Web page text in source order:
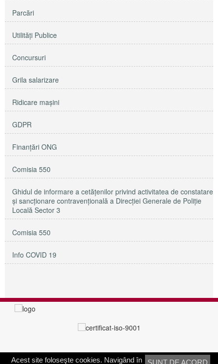
Parcări
Utilităţi Publice
Concursuri
Grila salarizare
Ridicare maşini
GDPR
Finanțări ONG
Comisia 550
Ghidul de informare a cetățenilor privind activitatea de constatare
și sancționare contravențională a Direcției Generale de Poliție
Locală Sector 3
Comisia 550
Info COVID 19
SUNT DE ACORD
Acest site foloseşte cookies. Navigând în